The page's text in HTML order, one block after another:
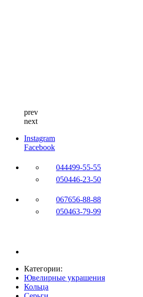
prev
next
Instagram
Facebook
044499-55-55
050446-23-50
067656-88-88
050463-79-99
Категории:
Ювелирные украшения
Кольца